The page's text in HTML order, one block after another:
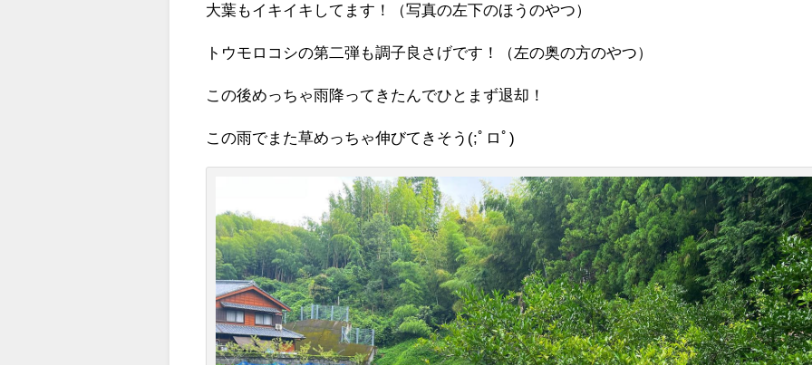
大葉もイキイキしてます！（写真の左下のほうのやつ）
トウモロコシの第二弾も調子良さげです！（左の奥の方のやつ）
この後めっちゃ雨降ってきたんでひとまず退却！
この雨でまた草めっちゃ伸びてきそう(;ﾟロﾟ)